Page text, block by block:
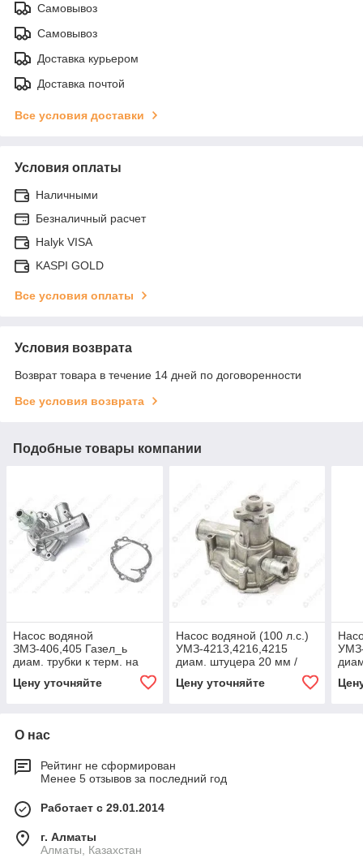
Самовывоз
Самовывоз
Доставка курьером
Доставка почтой
Все условия доставки
Условия оплаты
Наличными
Безналичный расчет
Halyk VISA
KASPI GOLD
Все условия оплаты
Условия возврата
Возврат товара в течение 14 дней по договоренности
Все условия возврата
Подобные товары компании
Насос водяной
ЗМЗ-406,405 Газел_ь
диам. трубки к терм. на
муфту"СТАНДАРТ"
Цену уточняйте
Насос водяной (100 л.с.)
УМЗ-4213,4216,4215
диам. штуцера 20 мм /
Цену уточняйте
О нас
Рейтинг не сформирован
Менее 5 отзывов за последний год
Работает с 29.01.2014
г. Алматы
Алматы, Казахстан